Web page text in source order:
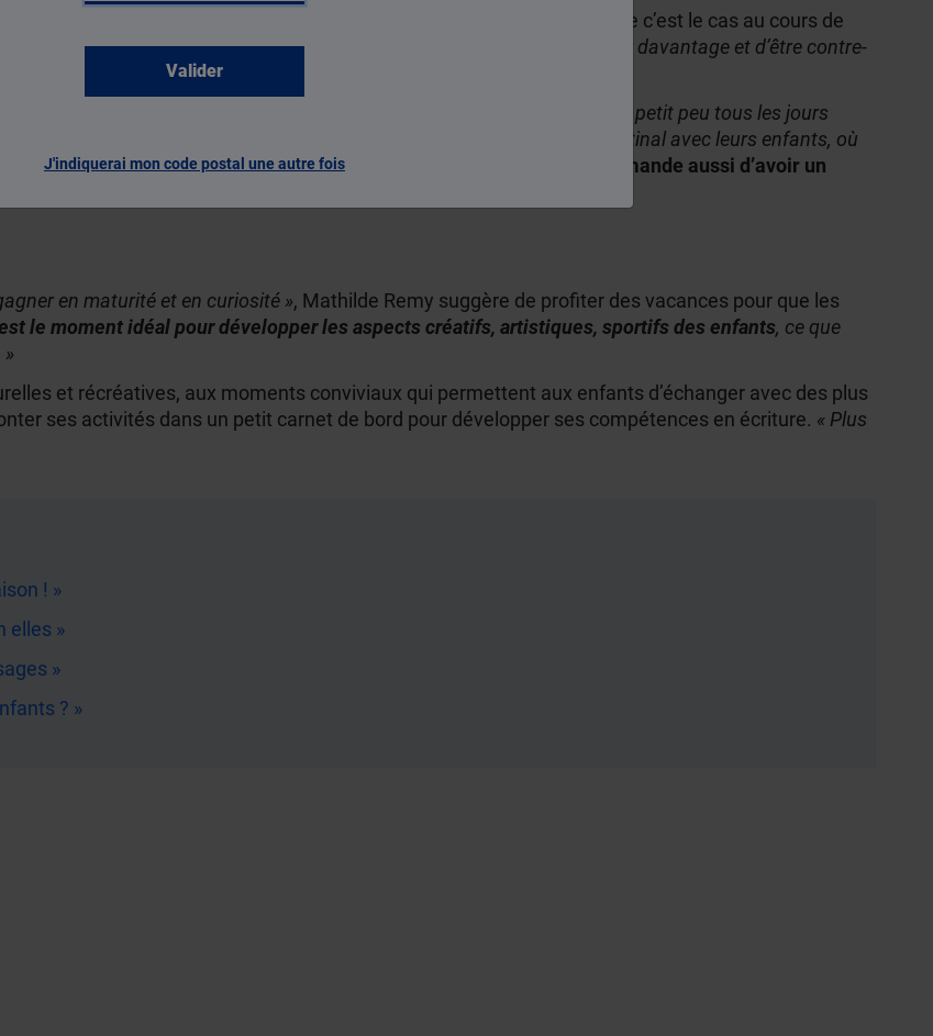
J'indiquerai mon code postal une autre fois
, comme c’est le cas au cours de
sortir s’il se retrouve seul face à son cahier. Cela risque de le frustrer davantage et d’être contre-
activité,
« L’idéal est d’en faire un petit peu tous les jours
et les week-ends. Les parents peuvent mettre en place un petit rituel matinal avec leurs enfants, où
avant de commencer la journée. »Comme à la maison,
elle recommande aussi d’avoir un
en maturité et en curiosité », Mathilde Remy suggère de profiter des vacances pour que les
est le moment idéal pour développer les aspects créatifs, artistiques, sportifs des enfants, ce que
et récréatives, aux moments conviviaux qui permettent aux enfants d’échanger avec des plus
ses activités dans un petit carnet de bord pour développer ses compétences en écriture. « Plus
! »
elles »
»
? »